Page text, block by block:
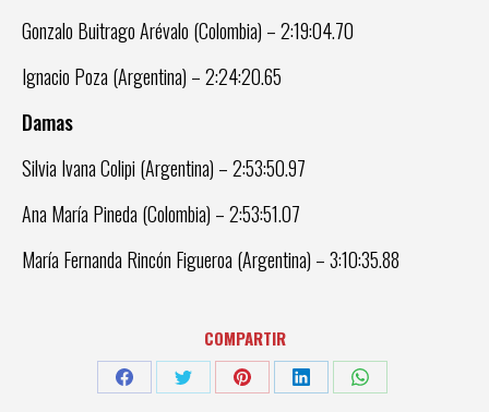
Gonzalo Buitrago Arévalo (Colombia) – 2:19:04.70
Ignacio Poza (Argentina) – 2:24:20.65
Damas
Silvia Ivana Colipi (Argentina) – 2:53:50.97
Ana María Pineda (Colombia) – 2:53:51.07
María Fernanda Rincón Figueroa (Argentina) – 3:10:35.88
COMPARTIR
Share
Share
Share
Share
Share